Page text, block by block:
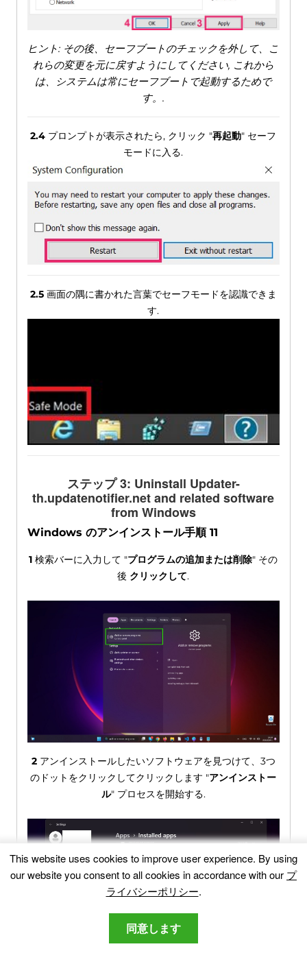
ヒント: その後、セーフブートのチェックを外して、こ
れらの変更を元に戻すようにしてください, これから
は、システムは常にセーフブートで起動するためで
す。.
2.4 プロンプトが表示されたら, クリック "再起動" セーフ
モードに入る.
2.5画面の隅に書かれた言葉でセーフモードを認識できま
す.
ステップ 3: Uninstall Updater-
th.updatenotifier.net and related software
from Windows
Windows のアンインストール手順 11
1 検索バーに入力して "プログラムの追加または削除" その
後 クリックして.
2アンインストールしたいソフトウェアを見つけて、3つ
のドットをクリックしてクリックします "アンインストー
ル" プロセスを開始する.
This website uses cookies to improve user experience. By using
our website you consent to all cookies in accordance with our プ
ライバシーポリシー.
同意します